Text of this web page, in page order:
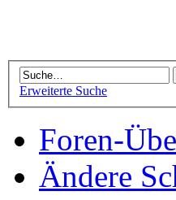
Erweiterte Suche
Foren-
Ändere